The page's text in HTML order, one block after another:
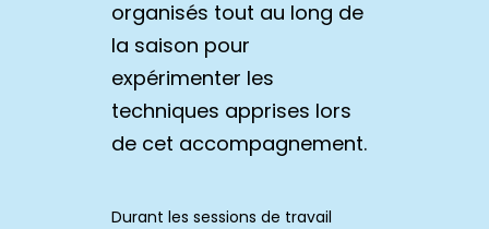
organisés tout au long de
la saison pour
expérimenter les
techniques apprises lors
de cet accompagnement.
Durant les sessions de travail